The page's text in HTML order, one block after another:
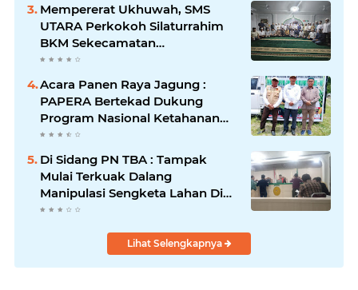
Mempererat Ukhuwah, SMS
UTARA Perkokoh Silaturrahim
BKM Sekecamatan
Padangsidimpuan Utara di
Acara Panen Raya Jagung :
PAPERA Bertekad Dukung
Program Nasional Ketahanan
Pangan Di Kota Kerang
Di Sidang PN TBA : Tampak
Mulai Terkuak Dalang
Manipulasi Sengketa Lahan Di
Asahan Mati
Lihat Selengkapnya